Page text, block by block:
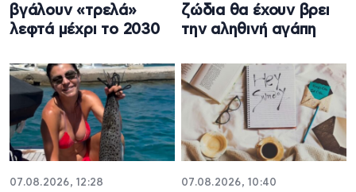
βγάλουν «τρελά»
λεφτά μέχρι το 2030
ζώδια θα έχουν βρει
την αληθινή αγάπη
07.08.2026, 12:28 07.08.2026, 10:40